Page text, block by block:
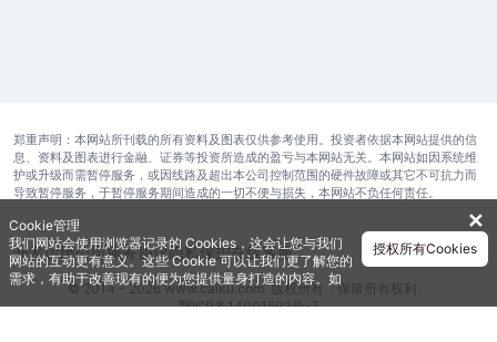
郑重声明：本网站所刊载的所有资料及图表仅供参考使用。投资者依据本网站提供的信
息、资料及图表进行金融、证券等投资所造成的盈亏与本网站无关。本网站如因系统维
护或升级而需暂停服务，或因线路及超出本公司控制范围的硬件故障或其它不可抗力而
导致暂停服务，于暂停服务期间造成的一切不便与损失，本网站不负任何责任。
开发运维公司服务协议隐私保护在线客服
© 2014 - 2026 www.caiku.com. 版权所有，保留所有权利。
鄂ICP备14001692号-7
✕
Cookie管理
我们网站会使用浏览器记录的 Cookies，这会让您与我们
网站的互动更有意义。这些 Cookie 可以让我们更了解您的
需求，有助于改善现有的便为您提供量身打造的内容。如
需获取更多有关我们使用的各种 Cookies 的信息，请查阅
授权所有Cookies